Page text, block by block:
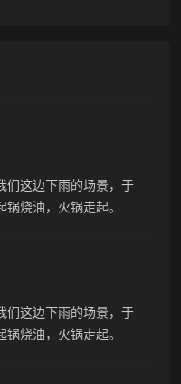
们这边下雨的场景，于
烧油，火锅走起。
们这边下雨的场景，于
烧油，火锅走起。